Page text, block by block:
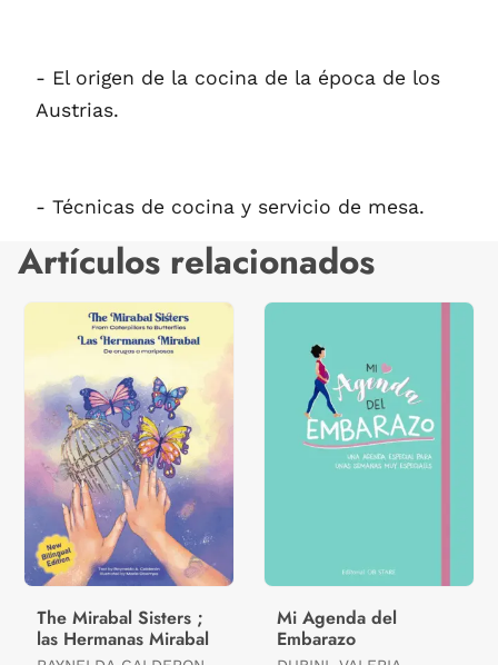
- El origen de la cocina de la época de los
Austrias.
- Técnicas de cocina y servicio de mesa.
Artículos relacionados
The Mirabal Sisters ;
las Hermanas Mirabal
Mi Agenda del
Embarazo